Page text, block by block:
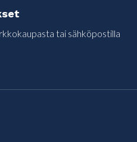
tai sähköpostilla